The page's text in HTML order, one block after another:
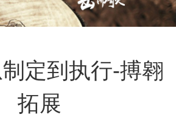
定到执行-搏翱
拓展